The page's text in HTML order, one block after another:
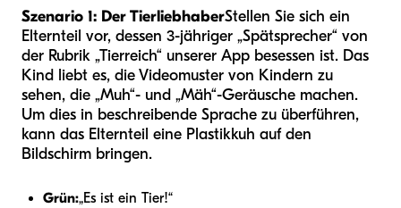
Szenario 1: Der TierliebhaberStellen Sie sich ein
Elternteil vor, dessen 3-jähriger „Spätsprecher“ von
der Rubrik „Tierreich“ unserer App besessen ist. Das
Kind liebt es, die Videomuster von Kindern zu
sehen, die „Muh“- und „Mäh“-Geräusche machen.
Um dies in beschreibende Sprache zu überführen,
kann das Elternteil eine Plastikkuh auf den
Bildschirm bringen.
Grün:„Es ist ein Tier!“